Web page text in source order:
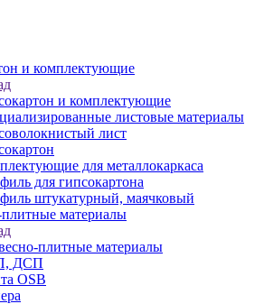
и комплектующие
и комплектующие
листовые материалы
лист
для металлокаркаса
для гипсокартона
штукатурный, маячковый
материалы
плитные материалы
ДСП
OSB